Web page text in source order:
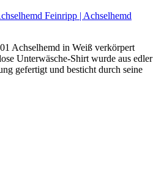
Feinripp | Achselhemd
Achselhemd in Weiß verkörpert
Unterwäsche-Shirt wurde aus edler
gefertigt und besticht durch seine